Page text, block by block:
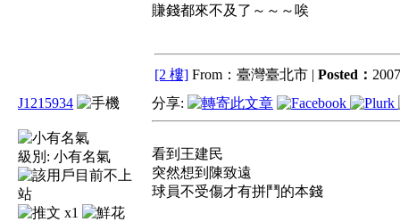
賺錢都來不及了～～～唉
[2 樓] From：臺灣臺北市 | Posted：
J1215934
級別: 小有名氣
x1
分享:
看到王建民
突然想到陳致遠
球員不受傷才有拼鬥的本錢